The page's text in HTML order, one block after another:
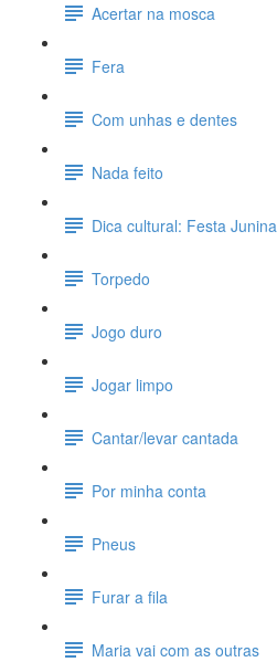
Acertar na mosca
Fera
Com unhas e dentes
Nada feito
Dica cultural: Festa Junina
Torpedo
Jogo duro
Jogar limpo
Cantar/levar cantada
Por minha conta
Pneus
Furar a fila
Maria vai com as outras